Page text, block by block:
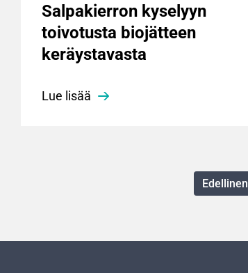
Salpakierron kyselyyn
toivotusta biojätteen
keräystavasta
Lue lisää
Edellinen